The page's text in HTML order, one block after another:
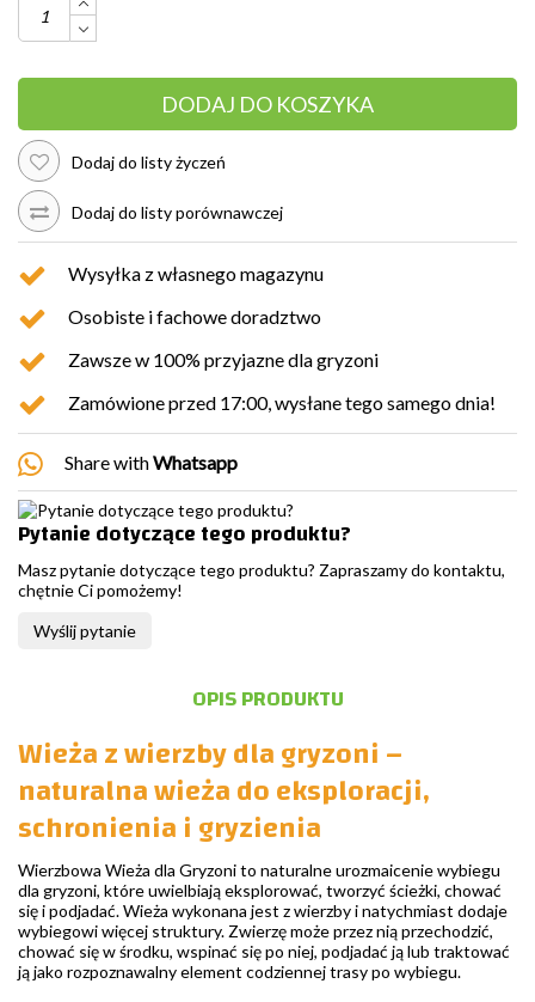
DODAJ DO KOSZYKA
Dodaj do listy życzeń
Dodaj do listy porównawczej
Wysyłka z własnego magazynu
Osobiste i fachowe doradztwo
Zawsze w 100% przyjazne dla gryzoni
Zamówione przed 17:00, wysłane tego samego dnia!
Share withWhatsapp
Pytanie dotyczące tego produktu?
Masz pytanie dotyczące tego produktu? Zapraszamy do kontaktu,
chętnie Ci pomożemy!
Wyślij pytanie
OPIS PRODUKTU
Wieża z wierzby dla gryzoni –
naturalna wieża do eksploracji,
schronienia i gryzienia
Wierzbowa Wieża dla Gryzoni to naturalne urozmaicenie wybiegu
dla gryzoni, które uwielbiają eksplorować, tworzyć ścieżki, chować
się i podjadać. Wieża wykonana jest z wierzby i natychmiast dodaje
wybiegowi więcej struktury. Zwierzę może przez nią przechodzić,
chować się w środku, wspinać się po niej, podjadać ją lub traktować
ją jako rozpoznawalny element codziennej trasy po wybiegu.